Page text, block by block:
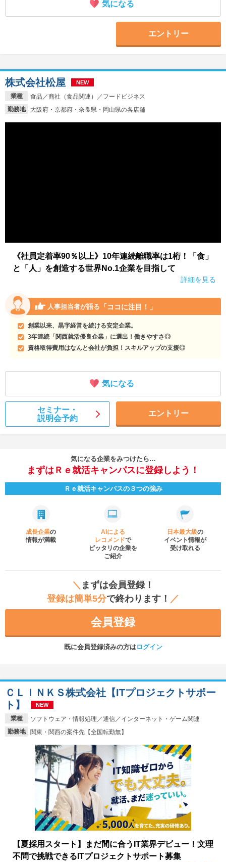
気になる
エントリー
業種
食品／商社（食品関連）／フードビジネス
勤務地
大阪府・京都府・奈良県・岡山県の各店舗
株式会社松屋 NEW
《社員定着率90％以上》10年連続離職率は1桁！「食」
と「人」を創造する世界No.1企業を目指して
詳細を見る
人事担当者が語る 「ココに注目！」
創業以来、黒字経営を続ける安定企業。
3年連続「関西就活優良企業」に選出！働きやすさ◎
資格取得費用はなんと会社が負担！スキルアップの支援◎
気になる
セミナー・
説明会予約
エントリー
気になる企業をみつけたら…
まずはＲｅ就活キャンパスに登録しよう！
Ｒｅ就活キャンパスの３つの強み
成長企業の
情報が満載
AIによる
レコメンドで
ピッタリの企業を
ご紹介
日本最大級の
イベント情報が
受け取れる
＼ まずは会員登録！
登録は簡単5分で終わります！ ／
会員登録
既に会員登録済みの方はログイン
業種
ソフトウェア・情報処理／通信／インターネット・ゲーム関連
勤務地
関東・関西の案件先【全国転勤無】
ＣＬＩＮＫＳ株式会社【ITプロジェクトサポー
ト】
NEW
【夏採用スタート】まだ間に合うIT業界デビュー！文理
不問で挑戦できるITプロジェクトサポート募集